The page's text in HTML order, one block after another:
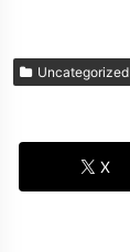
Uncategorized
X